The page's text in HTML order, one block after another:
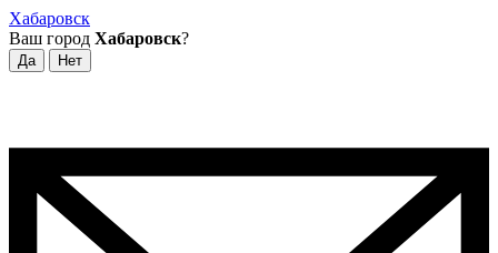
Хабаровск
Ваш город Хабаровск?